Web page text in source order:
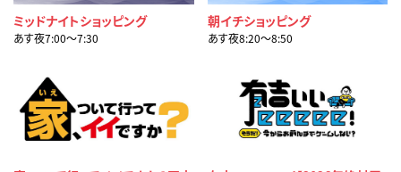
ミッドナイトショッピング
あす夜7:00〜7:30
朝イチショッピング
あす夜8:20〜8:50